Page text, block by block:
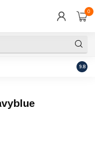
0
9.8